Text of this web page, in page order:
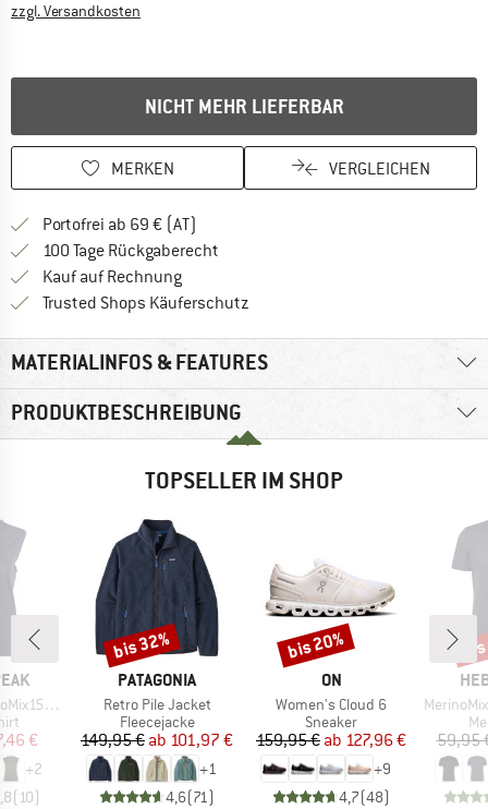
zzgl. Versandkosten
NICHT MEHR LIEFERBAR
MERKEN VERGLEICHEN
Portofrei ab 69 € (AT)
100 Tage Rückgaberecht
Kauf auf RechnungFinde die Zahlungs-Infos hier! Öffnet
Trusted Shops Käuferschutz
MATERIALINFOS & FEATURES
PRODUKTBESCHREIBUNG
TOPSELLER IM SHOP
Loose Tank
Preis
€
+2
(10)
MARKE
PATAGONIA
Artikel
Retro Pile Jacket
Produktgruppe
Fleecejacke
Preis
149,95 € reduzierter Preis
ab 101,97 €
+1
4,6(71 )
Rabatt
bis 32%
MARKE
ON
Artikel
Women's Cloud 6
Produktgruppe
Sneaker
Preis
159,95 € reduzierter Preis
ab 127,96 €
+9
4,7(48)
Rabatt
bis 20%
Artikel
MerinoMix150
59,95